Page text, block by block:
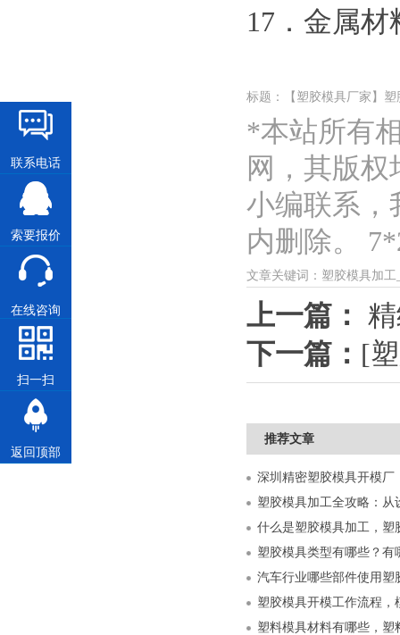
17．金属
标题：【塑胶模具厂家】
*本站所有
网，其版
小编联系，
内删除。
文章关键词：塑胶模具加
上一篇：
下一篇： [
推荐文章
什么是塑胶模具加工，塑
塑胶模具类型有哪些？有
汽车行业哪些部件使用塑
塑胶模具开模工作流程，
塑料模具材料有哪些，塑
联系电话
索要报价
在线咨询
扫一扫
返回顶部